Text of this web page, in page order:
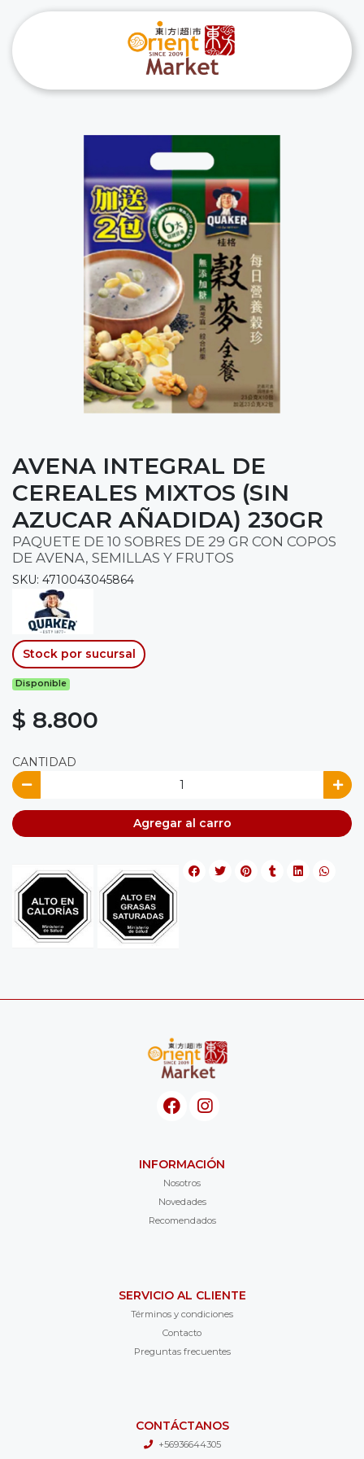
AVENA INTEGRAL DE
CEREALES MIXTOS (SIN
AZUCAR AÑADIDA) 230GR
PAQUETE DE 10 SOBRES DE 29 GR CON COPOS
DE AVENA, SEMILLAS Y FRUTOS
SKU: 4710043045864
Stock por sucursal
Disponible
$ 8.800
CANTIDAD
Agregar al carro
INFORMACIÓN
Nosotros
Novedades
Recomendados
SERVICIO AL CLIENTE
Términos y condiciones
Contacto
Preguntas frecuentes
CONTÁCTANOS
+56936644305